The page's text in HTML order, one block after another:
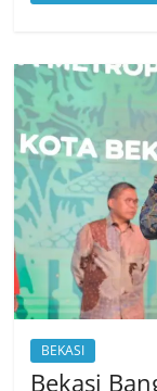
BEKASI
Bekasi